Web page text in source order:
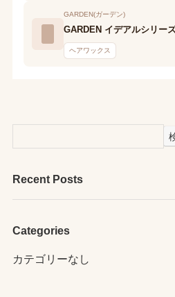
GARDEN(ガーデン)
GARDEN イデアルシリー
ヘアワックス
Recent Posts
Categories
カテゴリーなし